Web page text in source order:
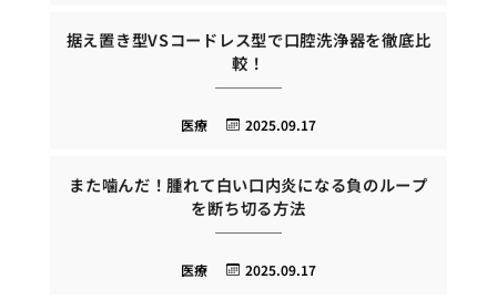
据え置き型VSコードレス型で口腔洗浄器を徹底比
較！
2025.09.17
医療
また噛んだ！腫れて白い口内炎になる負のループ
を断ち切る方法
2025.09.17
医療